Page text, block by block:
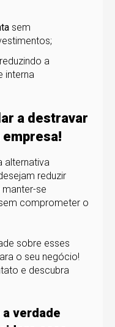
sem
a
interna
a destravar
alternativa
reduzir
se
comprometer o
sobre esses
o seu negócio!
e descubra
verdade